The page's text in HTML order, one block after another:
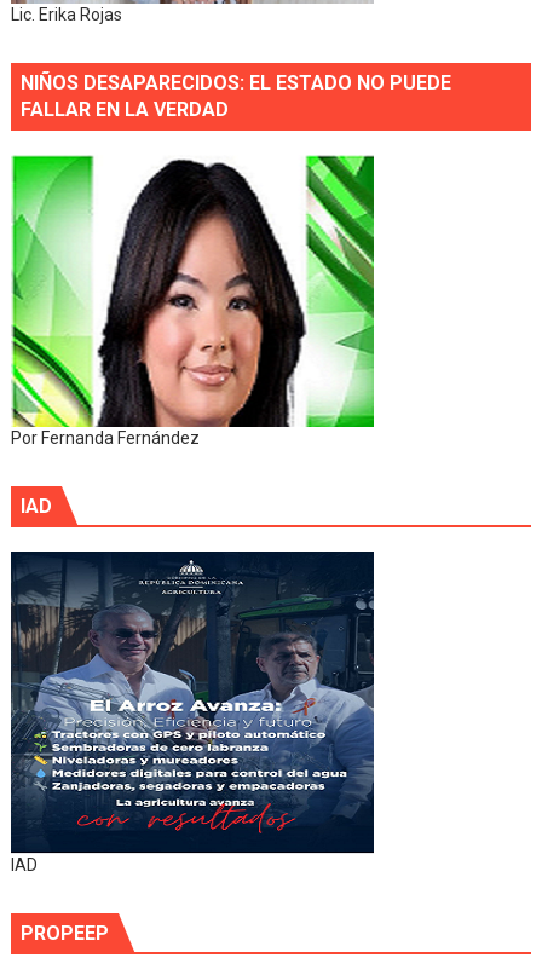
Lic. Erika Rojas
NIÑOS DESAPARECIDOS: EL ESTADO NO PUEDE
FALLAR EN LA VERDAD
Por Fernanda Fernández
IAD
IAD
PROPEEP